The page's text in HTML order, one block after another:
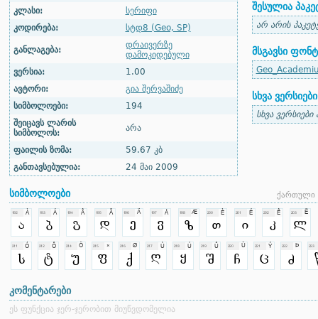
კლასი:
სერიფი
კოდირება:
სტდ8 (Geo, SP)
განლაგება:
დრაივერზე
დამოკიდებული
ვერსია:
1.00
ავტორი:
გია შერვაშიძე
სიმბოლოები:
194
შეიცავს ლარის
სიმბოლოს:
არა
ფაილის ზომა:
59.67 კბ
განთავსებულია:
24 მაი 2009
შესულია
არ არის
მსგავსი
სხვა ვერსიები
სხვა
სიმბოლოები ქართული
კომენტარები
ეს ფუნქცია ჯერ-ჯერობით მიუწვდომელია